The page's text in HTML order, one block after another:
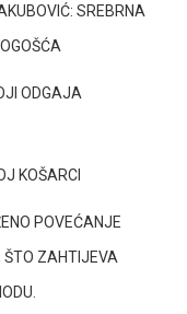
SREBRNA
ODGAJA
KOŠARCI
POVEĆANJE
ŠTO ZAHTIJEVA